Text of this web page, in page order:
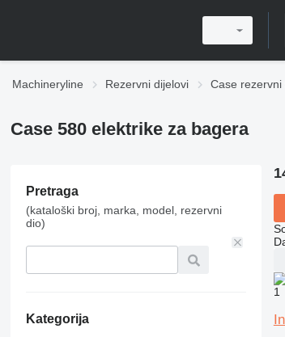
Machineryline Rezervni dijelovi Case rezervni
Case 580 elektrike za bagerа
Pretraga
(kataloški broj, marka, model, rezervni
dio)
Kategorija
1